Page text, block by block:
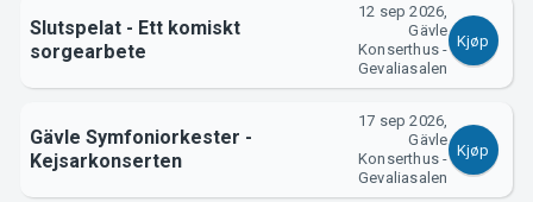
Support
Slutspelat - Ett komiskt
sorgearbete
12 sep 2026,
Gävle
Konserthus -
Gevaliasalen
Kjøp
Gävle Symfoniorkester -
Kejsarkonserten
17 sep 2026,
Gävle
Konserthus -
Gevaliasalen
Kjøp